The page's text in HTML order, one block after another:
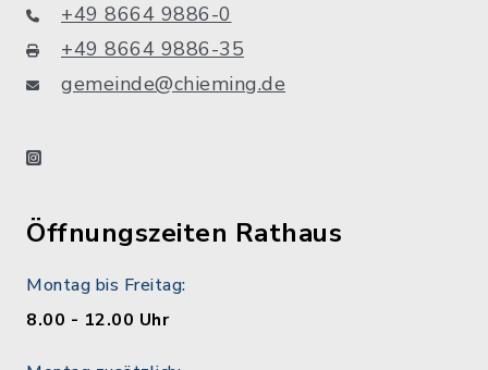
+49 8664 9886-0
+49 8664 9886-35
gemeinde@chieming.de
instagram
Öffnungszeiten Rathaus
Montag bis Freitag:
8.00 - 12.00 Uhr